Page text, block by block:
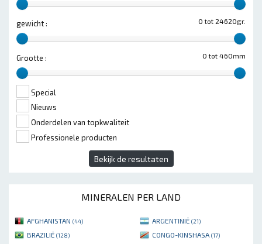
0 tot 24620gr.
gewicht :
0 tot 460mm
Grootte :
Special
Nieuws
Onderdelen van topkwaliteit
Professionele producten
Bekijk de resultaten
MINERALEN PER LAND
AFGHANISTAN (44) ARGENTINIË (21)
BRAZILIË (128) CONGO-KINSHASA (17)